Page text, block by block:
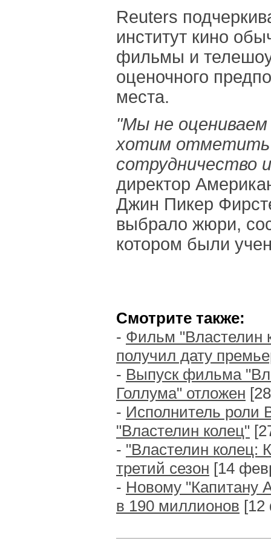
Reuters
институт кино
фильмы и
оценочного
места.
"Мы не
хотим отметить
сотрудничество
директор
Джин Пикер
выбрало жюри,
котором были
Смотрите также:
- Фильм "Властелин
получил дату
- Выпуск фильма
Голлума" отложен
- Исполнитель роли
"Властелин колец"
- "Властелин колец:
третий сезон [14
- Новому "Капитану
в 190 миллионов [12